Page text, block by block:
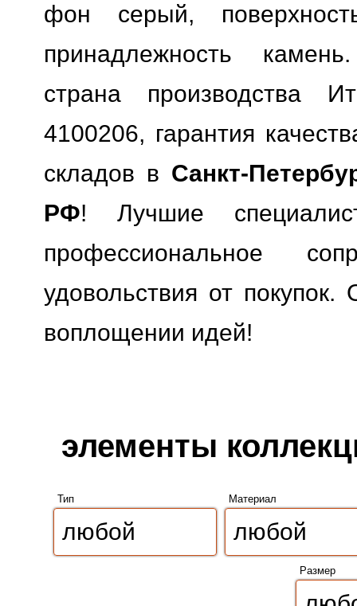
фон серый,
принадлежность
страна производства
4100206, гарантия
складов в Санкт-
РФ! Лучшие
профессиональное
удовольствия от
воплощении идей!
элементы
Тип Материал
Размер